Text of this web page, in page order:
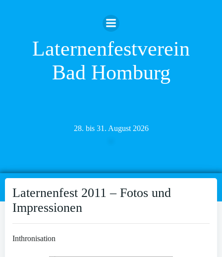
Inhalt
springen
Laternenfestverein
Bad Homburg
28. bis 31. August 2026
Laternenfest 2011 – Fotos und
Impressionen
Inthronisation